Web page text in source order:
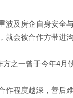
波及房企自身安
就会被合作方带进
之一曾于今年4
作程度越深，善